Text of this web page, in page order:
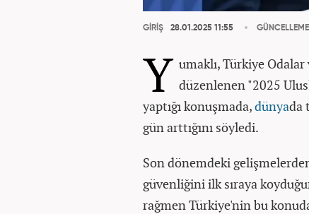
GİRİŞ 28.01.2025 11:55 GÜNCELLEME
Y umaklı, Türkiye
düzenlenen "2025
yaptığı konuşmada,dünyada
gün arttığını söyledi.
Son dönemdeki
güvenliğini ilk sıraya
rağmen Türkiye'nin bu